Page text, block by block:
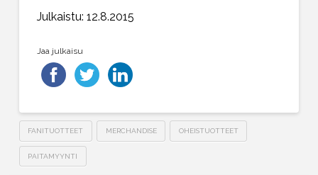
Julkaistu: 12.8.2015
Jaa julkaisu
FANITUOTTEET MERCHANDISE OHEISTUOTTEET
PAITAMYYNTI